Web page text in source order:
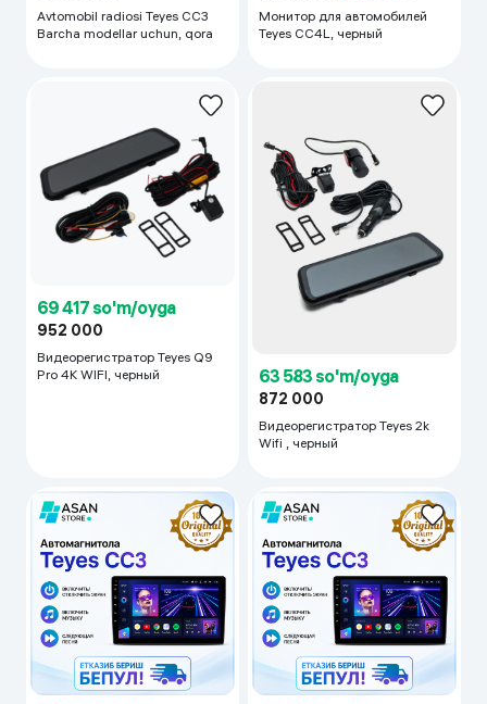
Avtomobil radiosi Teyes CC3
Barcha modellar uchun, qora
Монитор для автомобилей
Teyes CC4L, черный
69 417 so'm/oyga
952 000
Видеорегистратор Teyes Q9
Pro 4K WIFI, черный
63 583 so'm/oyga
872 000
Видеорегистратор Teyes 2k
Wifi , черный